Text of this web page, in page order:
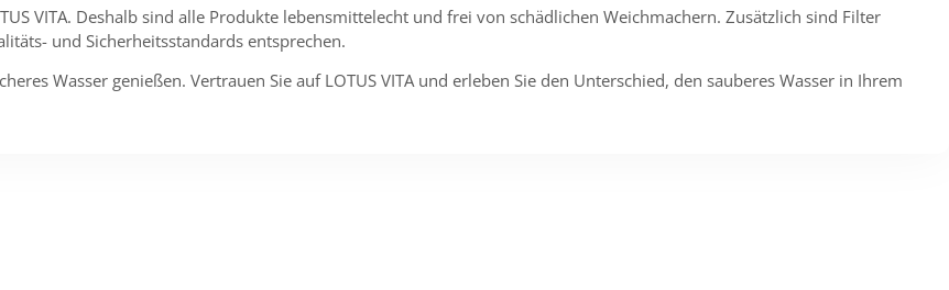
VITA. Deshalb sind alle Produkte lebensmittelecht und frei von schädlichen Weichmachern. Zusätzlich sind Filter
und Sicherheitsstandards entsprechen.
Wasser genießen. Vertrauen Sie auf LOTUS VITA und erleben Sie den Unterschied, den sauberes Wasser in Ihrem